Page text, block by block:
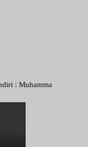
Irfansyah,